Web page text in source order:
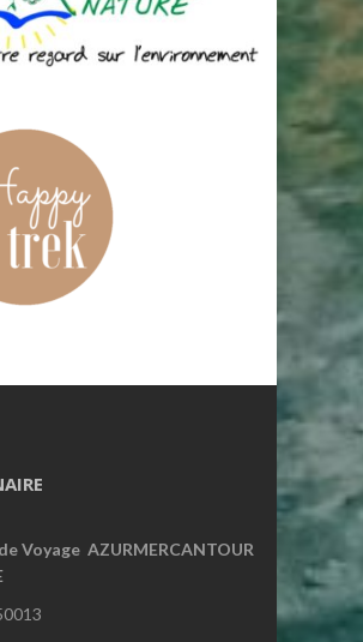
Voyage AZURMERCANTOUR